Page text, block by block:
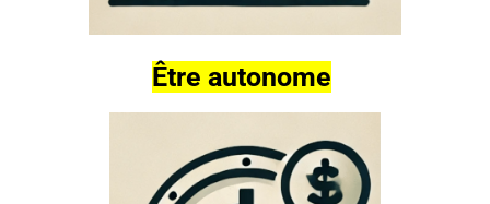
Être autonome